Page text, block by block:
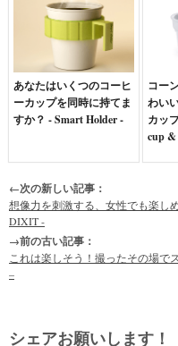
あなたはいくつのコーヒ
ーカップを同時に持てま
すか？ - Smart Holder -
コー
わい
カッ
cup &
←次の新しい記事：
想像力を刺激する、女性でも楽し
DIXIT -
→前の古い記事：
これは楽しそう！撮ったその場で
–
シェアお願いします！